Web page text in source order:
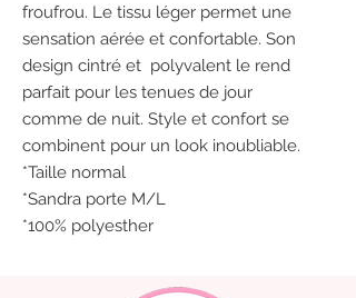
froufrou. Le tissu léger permet une
sensation aérée et confortable. Son
design cintré et polyvalent le rend
parfait pour les tenues de jour
comme de nuit. Style et confort se
combinent pour un look inoubliable.
*Taille normal
*Sandra porte M/L
*100% polyesther